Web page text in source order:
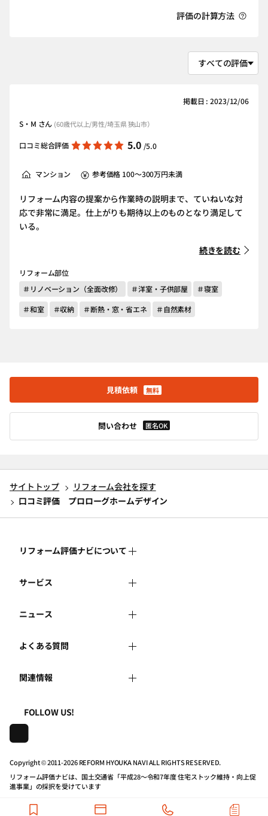
評価の計算方法
掲載日 : 2023/12/06
S・M さん (60歳代以上/男性/埼玉県 狭山市）
口コミ総合評価 5.0 /5.0
マンション 参考価格 100～300万円未満
リフォーム内容の提案から作業時の説明まで、ていねいな対
応で非常に満足。仕上がりも期待以上のものとなり満足して
いる。
続きを読む
リフォーム部位
＃リノベーション（全面改修）
＃洋室・子供部屋
＃寝室
＃和室
＃収納 ＃断熱・窓・省エネ ＃自然素材
見積依頼 無料
問い合わせ 匿名OK
サイトトップ
リフォーム会社を探す
口コミ評価 プロローグホームデザイン
リフォーム評価ナビについて
リフォーム評価ナビとは
運営体制
はじめての方へ
事務局へのお問い合せ
地域の相談窓口のみなさまへ
住宅関連機関リンク集
サービス
リフォーム会社を探す
リフォーム事例を見る
リフォームを相談する
リフォームを学ぶ
マイページの活用
ニュース
新着情報
講習会・セミナー
連携機関・企業・団体トピックス
よくある質問
よくある質問
利用規約
プライバシーポリシー
動作推奨環境について
公式バナーのダウンロード
関連情報
一般財団法人住まいづくりナビセンター
株式会社日本建築住宅センター
FOLLOW US!
Copyright © 2011-2026 REFORM HYOUKA NAVI ALL RIGHTS RESERVED.
リフォーム評価ナビは、国土交通省「平成28～令和7年度 住宅ストック維持・向上促
進事業」の採択を受けています